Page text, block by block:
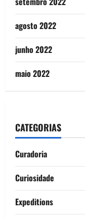
agosto 2022
junho 2022
maio 2022
CATEGORIAS
Curadoria
Curiosidade
Expeditions